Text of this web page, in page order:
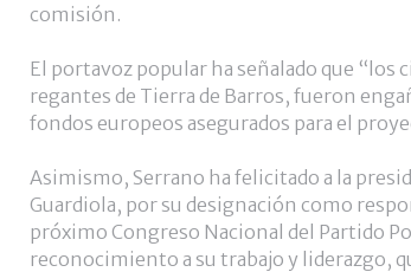
comisión.
El portavoz popular ha señalado que “los
regantes de Tierra de Barros, fueron
fondos europeos asegurados para el
Asimismo, Serrano ha felicitado a la
Guardiola, por su designación como
próximo Congreso Nacional del Partido
reconocimiento a su trabajo y liderazgo,